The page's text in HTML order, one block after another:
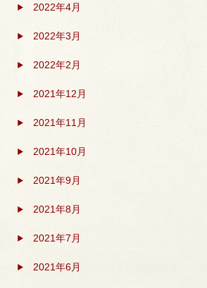
2022年4月
2022年3月
2022年2月
2021年12月
2021年11月
2021年10月
2021年9月
2021年8月
2021年7月
2021年6月